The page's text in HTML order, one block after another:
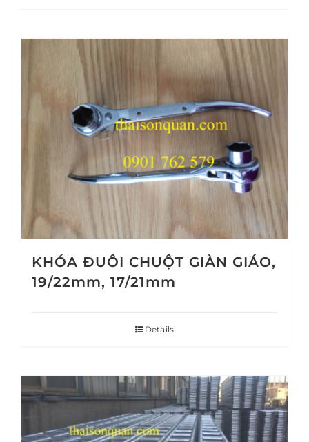
KHÓA ĐUÔI CHUỘT GIÀN GIÁO,
19/22mm, 17/21mm
Details